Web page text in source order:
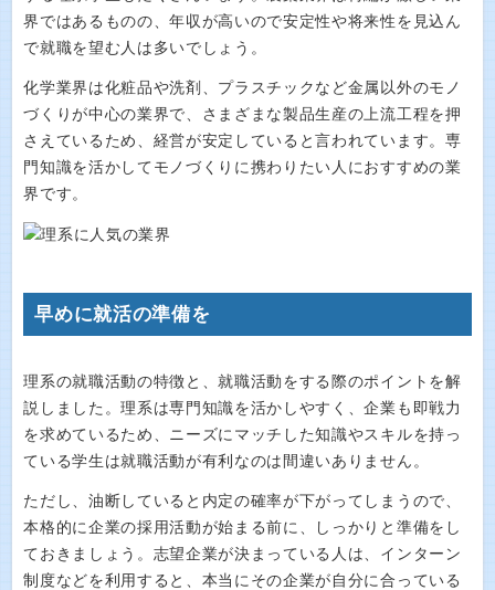
界ではあるものの、年収が高いので安定性や将来性を見込ん
で就職を望む人は多いでしょう。
化学業界は化粧品や洗剤、プラスチックなど金属以外のモノ
づくりが中心の業界で、さまざまな製品生産の上流工程を押
さえているため、経営が安定していると言われています。専
門知識を活かしてモノづくりに携わりたい人におすすめの業
界です。
早めに就活の準備を
理系の就職活動の特徴と、就職活動をする際のポイントを解
説しました。理系は専門知識を活かしやすく、企業も即戦力
を求めているため、ニーズにマッチした知識やスキルを持っ
ている学生は就職活動が有利なのは間違いありません。
ただし、油断していると内定の確率が下がってしまうので、
本格的に企業の採用活動が始まる前に、しっかりと準備をし
ておきましょう。志望企業が決まっている人は、インターン
制度などを利用すると、本当にその企業が自分に合っている